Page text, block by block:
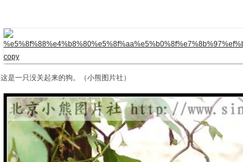
这是一只没关起来的狗。（小熊图片社）